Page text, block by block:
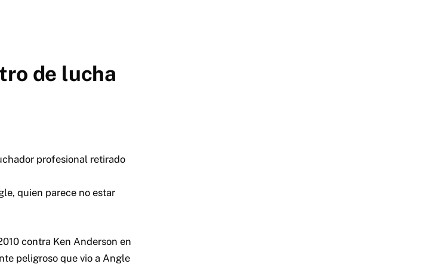
de lucha
profesional retirado
quien parece no estar
contra Ken Anderson en
peligroso que vio a Angle